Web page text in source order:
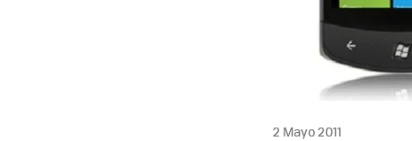
2 Mayo 2011